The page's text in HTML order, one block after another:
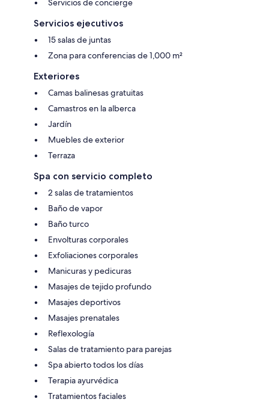
Servicios de concierge
Servicios ejecutivos
15 salas de juntas
Zona para conferencias de 1,000 m²
Exteriores
Camas balinesas gratuitas
Camastros en la alberca
Jardín
Muebles de exterior
Terraza
Spa con servicio completo
2 salas de tratamientos
Baño de vapor
Baño turco
Envolturas corporales
Exfoliaciones corporales
Manicuras y pedicuras
Masajes de tejido profundo
Masajes deportivos
Masajes prenatales
Reflexología
Salas de tratamiento para parejas
Spa abierto todos los días
Terapia ayurvédica
Tratamientos faciales